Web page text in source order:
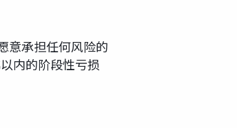
意承担任何风险的
内的阶段性亏损